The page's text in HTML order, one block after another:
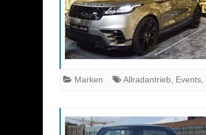
Marken Allradantrieb Events